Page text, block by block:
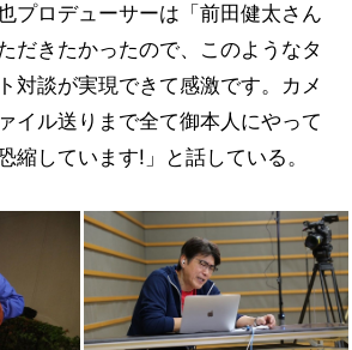
プロデューサーは「前田健太さん
だきたかったので、このようなタ
対談が実現できて感激です。カメ
イル送りまで全て御本人にやって
縮しています!」と話している。